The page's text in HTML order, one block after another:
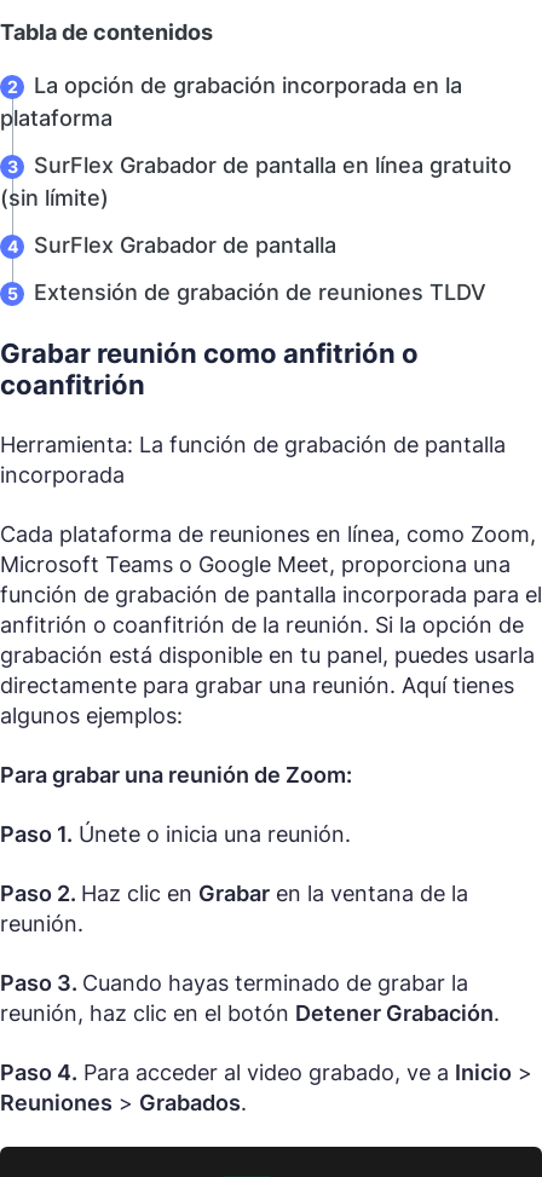
Tabla de contenidos
La opción de grabación incorporada en la
plataforma
SurFlex Grabador de pantalla en línea gratuito
(sin límite)
SurFlex Grabador de pantalla
Extensión de grabación de reuniones TLDV
Grabar reunión como anfitrión o
coanfitrión
Herramienta: La función de grabación de pantalla
incorporada
Cada plataforma de reuniones en línea, como Zoom,
Microsoft Teams o Google Meet, proporciona una
función de grabación de pantalla incorporada para el
anfitrión o coanfitrión de la reunión. Si la opción de
grabación está disponible en tu panel, puedes usarla
directamente para grabar una reunión. Aquí tienes
algunos ejemplos:
Para grabar una reunión de Zoom:
Paso 1. Únete o inicia una reunión.
Paso 2. Haz clic en Grabar en la ventana de la
reunión.
Paso 3. Cuando hayas terminado de grabar la
reunión, haz clic en el botón Detener Grabación.
Paso 4. Para acceder al video grabado, ve a Inicio >
Reuniones > Grabados.